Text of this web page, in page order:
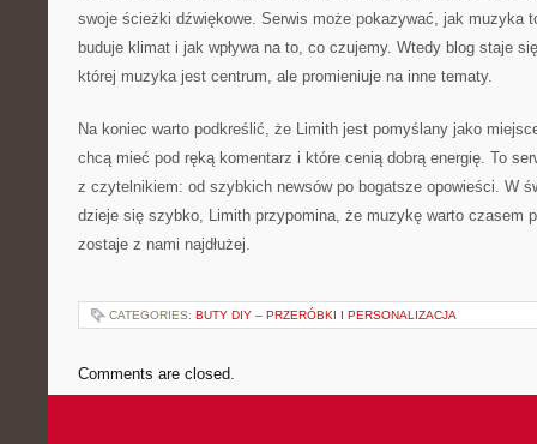
swoje ścieżki dźwiękowe. Serwis może pokazywać, jak muzyka
buduje klimat i jak wpływa na to, co czujemy. Wtedy blog staje
której muzyka jest centrum, ale promieniuje na inne tematy.
Na koniec warto podkreślić, że Limith jest pomyślany jako
chcą mieć pod ręką komentarz i które cenią dobrą energię. To
z czytelnikiem: od szybkich newsów po bogatsze opowieści. W
dzieje się szybko, Limith przypomina, że muzykę warto czasem
zostaje z nami najdłużej.
CATEGORIES: BUTY DIY – PRZERÓBKI I PERSONALIZACJA
Comments are closed.